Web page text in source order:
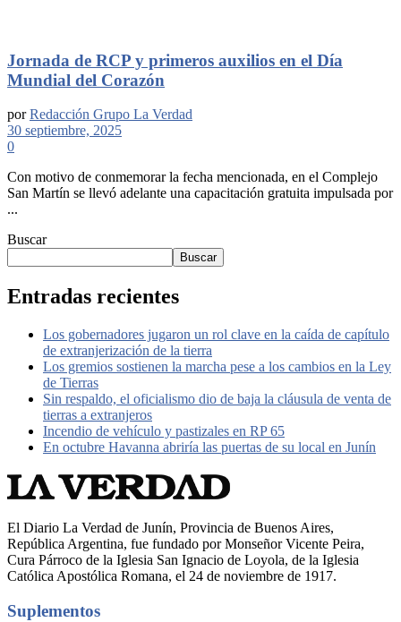
Jornada de RCP y primeros auxilios en el Día
Mundial del Corazón
por Redacción Grupo La Verdad
30 septiembre, 2025
0
Con motivo de conmemorar la fecha mencionada, en el Complejo
San Martín se llevó adelante una capacitación gratuita impulsada por
...
Buscar
Buscar
Entradas recientes
Los gobernadores jugaron un rol clave en la caída de capítulo
de extranjerización de la tierra
Los gremios sostienen la marcha pese a los cambios en la Ley
de Tierras
Sin respaldo, el oficialismo dio de baja la cláusula de venta de
tierras a extranjeros
Incendio de vehículo y pastizales en RP 65
En octubre Havanna abriría las puertas de su local en Junín
El Diario La Verdad de Junín, Provincia de Buenos Aires,
República Argentina, fue fundado por Monseñor Vicente Peira,
Cura Párroco de la Iglesia San Ignacio de Loyola, de la Iglesia
Católica Apostólica Romana, el 24 de noviembre de 1917.
Suplementos